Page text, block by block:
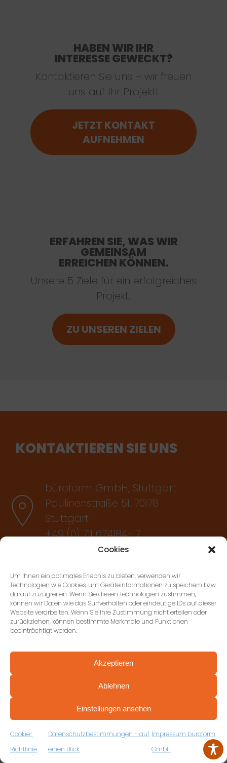
Cookies
Um Ihnen ein optimales Erlebnis zu bieten, verwenden wir
Technologien wie Cookies, um Geräteinformationen zu speichern bzw.
darauf zuzugreifen. Wenn Sie diesen Technologien zustimmen,
können wir Daten wie das Surfverhalten oder eindeutige IDs auf dieser
Website verarbeiten. Wenn Sie Ihre Zustimmung nicht erteilen oder
zurückziehen, können bestimmte Merkmale und Funktionen
beeinträchtigt werden.
Akzeptieren
Ablehnen
Einstellungen ansehen
Cookie-
Richtlinie
Datenschutzbestimmungen – auf
einen Blick
Impressum büroform
GmbH
HABEN WIR IHR
INTERESSE GEWECKT?
Kontaktieren Sie uns – wir freuen
uns auf Ihr Projekt!
JETZT KONTAKT
AUFNEHMEN
ERFAHREN SIE, WAS WIR
GEMEINSAM
ERREICHEN KÖNNEN.
Unsere 5 Ziele für ein erfolgreiches
Projekt.
ZU UNSEREN ZIELEN
KONTAKTIEREN SIE UNS
büroform GmbH, Stuttgart
Paulinenstraße 51, 70178
Stuttgart
+49 (0) 711 674184-17
Ludwigsburg
Gottlieb-Daimler-Strasse 50,
71711 Murr
+49 (0) 7144 897278-0
AGB’S
VEREINBAREN SIE JETZT IHRE
KOSTENFREIE ERSTBERATUNG
ZUM RÜCKRUFFORMULAR